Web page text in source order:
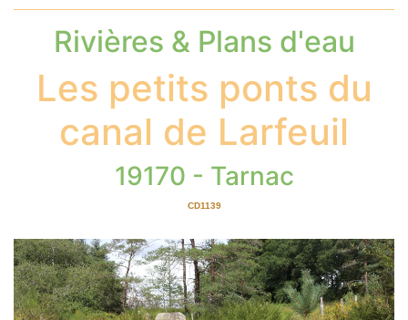
Rivières & Plans d'eau
Les petits ponts du
canal de Larfeuil
19170 - Tarnac
CD1139